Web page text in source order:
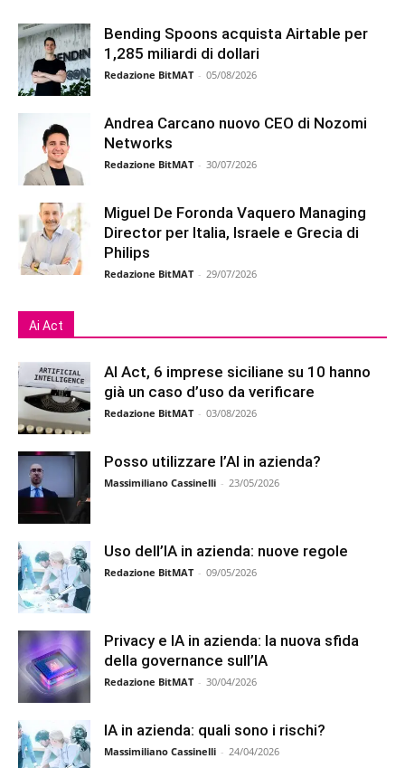
Bending Spoons acquista Airtable per
1,285 miliardi di dollari
Redazione BitMAT - 05/08/2026
Andrea Carcano nuovo CEO di Nozomi
Networks
Redazione BitMAT - 30/07/2026
Miguel De Foronda Vaquero Managing
Director per Italia, Israele e Grecia di
Philips
Redazione BitMAT - 29/07/2026
Ai Act
AI Act, 6 imprese siciliane su 10 hanno
già un caso d’uso da verificare
Redazione BitMAT - 03/08/2026
Posso utilizzare l’AI in azienda?
Massimiliano Cassinelli - 23/05/2026
Uso dell’IA in azienda: nuove regole
Redazione BitMAT - 09/05/2026
Privacy e IA in azienda: la nuova sfida
della governance sull’IA
Redazione BitMAT - 30/04/2026
IA in azienda: quali sono i rischi?
Massimiliano Cassinelli - 24/04/2026